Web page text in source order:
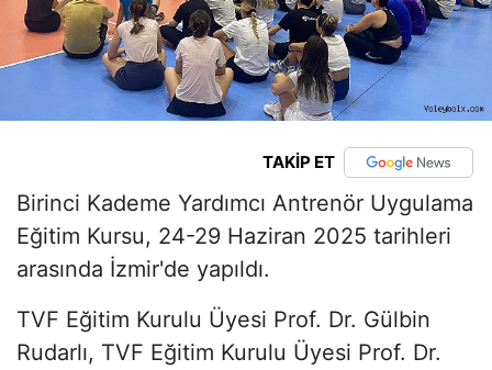
TAKİP ET
Birinci Kademe Yardımcı Antrenör Uygulama
Eğitim Kursu, 24-29 Haziran 2025 tarihleri
arasında İzmir'de yapıldı.
TVF Eğitim Kurulu Üyesi Prof. Dr. Gülbin
Rudarlı, TVF Eğitim Kurulu Üyesi Prof. Dr.